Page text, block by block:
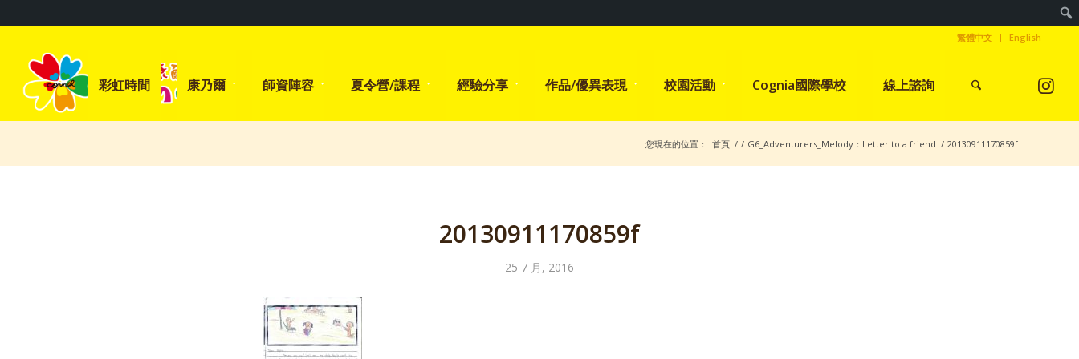
繁體中文 English
彩虹時間 康乃爾 師資陣容 夏令營/課程 經驗分享 作品/優異表現 校園活動 Cognia國際學校 線上諮詢
您現在的位置： 首頁 / / G6_Adventurers_Melody：Letter to a friend / 20130911170859f
20130911170859f
25 7 月, 2016